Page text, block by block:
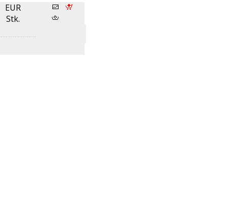
EUR
Stk.